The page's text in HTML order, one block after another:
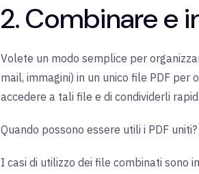
2. Combinare e
Volete un modo semplice per
mail, immagini) in un unico file PDF per
accedere a tali file e di condividerli
Quando possono essere utili i PDF uniti?
I casi di utilizzo dei file combinati sono